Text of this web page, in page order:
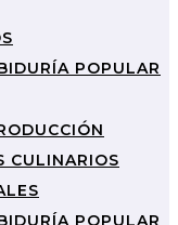
POPULAR
CULINARIOS
POPULAR